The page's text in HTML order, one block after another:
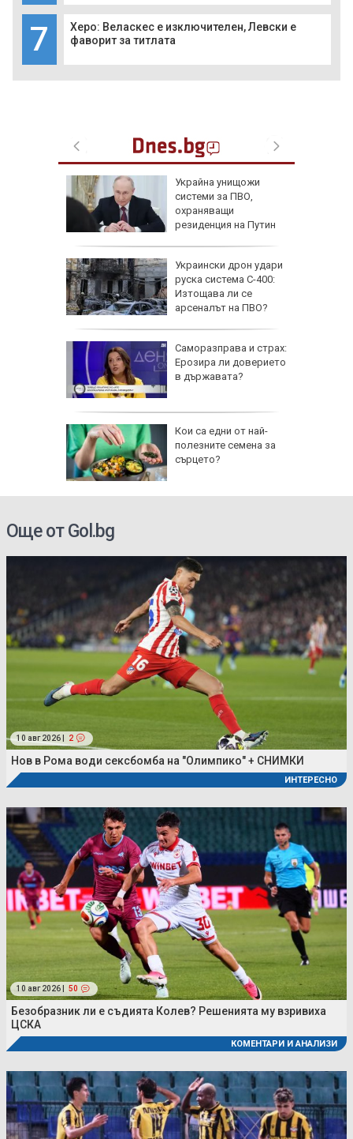
7
Херо: Веласкес е изключителен, Левски е
фаворит за титлата
Украйна унищожи
системи за ПВО,
охраняващи
резиденция на Путин
Украински дрон удари
руска система С-400:
Изтощава ли се
арсеналът на ПВО?
Саморазправа и страх:
Ерозира ли доверието
в държавата?
Кои са едни от най-
полезните семена за
сърцето?
Още от Gol.bg
10 авг 2026 | 2
Нов в Рома води сексбомба на "Олимпико" + СНИМКИ
ИНТЕРЕСНО
10 авг 2026 | 50
Безобразник ли е съдията Колев? Решенията му взривиха
ЦСКА
КОМЕНТАРИ И АНАЛИЗИ